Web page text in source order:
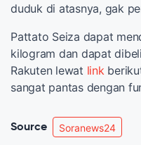
duduk di atasnya, gak
Pattato Seiza dapat
kilogram dan dapat
Rakuten lewat link
sangat pantas dengan
Source Soranews24